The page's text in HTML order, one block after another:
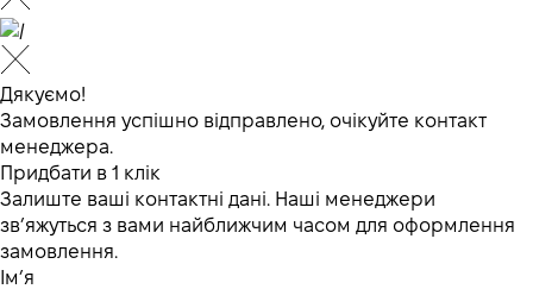
Дякуємо!
Замовлення успішно відправлено, очікуйте контакт
менеджера.
Придбати в 1 клік
Залиште ваші контактні дані. Наші менеджери
зв’яжуться з вами найближчим часом для оформлення
замовлення.
Ім’я